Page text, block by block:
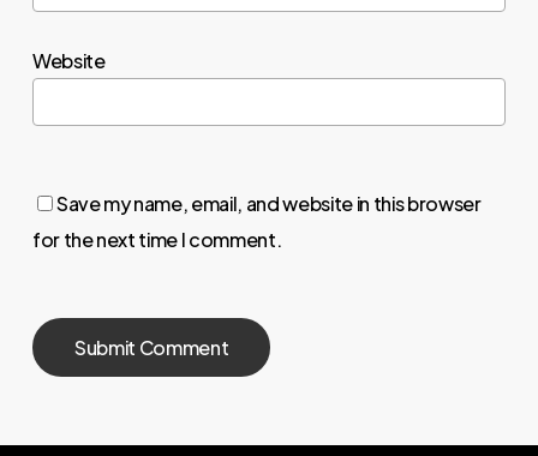
Website
Save my name, email, and website in this browser
for the next time I comment.